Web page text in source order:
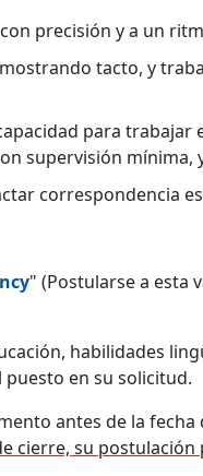
precisión y a un
tacto, y
para
supervisión
correspondencia
" (Postularse a esta
habilidades
en su solicitud.
antes de la fecha
cierre, su